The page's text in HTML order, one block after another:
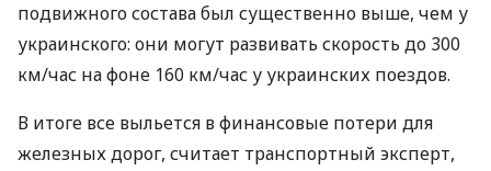
подвижного состава был существенно выше, чем у
украинского: они могут развивать скорость до 300
км/час на фоне 160 км/час у украинских поездов.
В итоге все выльется в финансовые потери для
железных дорог, считает транспортный эксперт,